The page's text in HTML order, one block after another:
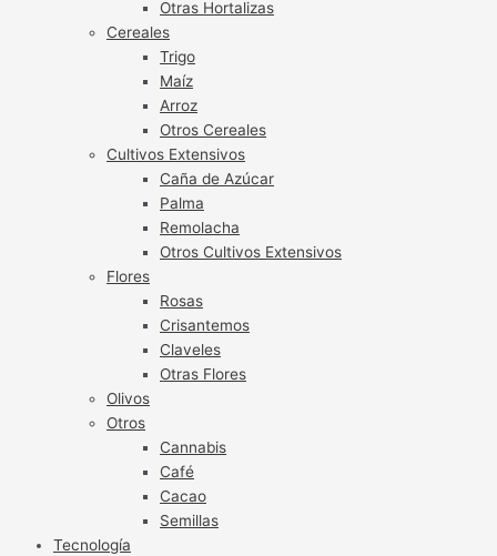
Otras Hortalizas
Cereales
Trigo
Maíz
Arroz
Otros Cereales
Cultivos Extensivos
Caña de Azúcar
Palma
Remolacha
Otros Cultivos Extensivos
Flores
Rosas
Crisantemos
Claveles
Otras Flores
Olivos
Otros
Cannabis
Café
Cacao
Semillas
Tecnología